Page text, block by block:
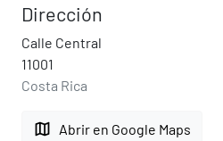
Dirección
Calle Central
11001
Costa Rica
map Abrir en Google Maps